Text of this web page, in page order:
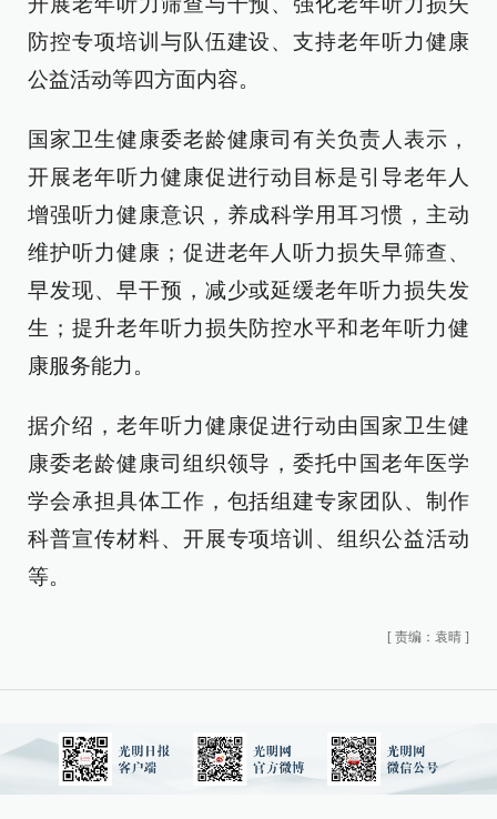
防控专项培训与队伍建设、支持老年听力健康
公益活动等四方面内容。
国家卫生健康委老龄健康司有关负责人表示，
开展老年听力健康促进行动目标是引导老年人
增强听力健康意识，养成科学用耳习惯，主动
维护听力健康；促进老年人听力损失早筛查、
早发现、早干预，减少或延缓老年听力损失发
生；提升老年听力损失防控水平和老年听力健
康服务能力。
据介绍，老年听力健康促进行动由国家卫生健
康委老龄健康司组织领导，委托中国老年医学
学会承担具体工作，包括组建专家团队、制作
科普宣传材料、开展专项培训、组织公益活动
等。
[ 责编：袁晴 ]